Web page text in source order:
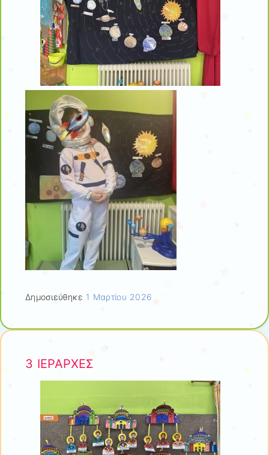
Δημοσιεύθηκε 1 Μαρτίου 2026
3 ΙΕΡΑΡΧΕΣ